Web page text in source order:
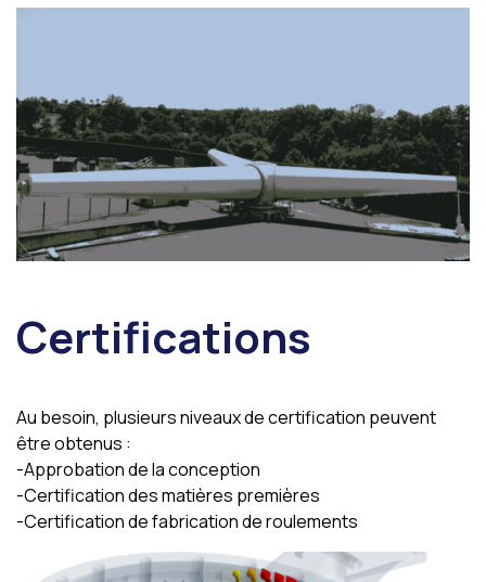
Certifications
Au besoin, plusieurs niveaux de certification peuvent
être obtenus :
-Approbation de la conception
-Certification des matières premières
-Certification de fabrication de roulements